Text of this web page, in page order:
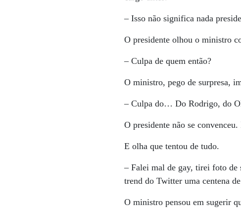
– Isso não significa nada
O presidente olhou o ministro
– Culpa de quem então?
O ministro, pego de surpresa,
– Culpa do… Do Rodrigo, do
O presidente não se
E olha que tentou de tudo.
– Falei mal de gay, tirei foto de
trend do Twitter uma centena
O ministro pensou em sugerir